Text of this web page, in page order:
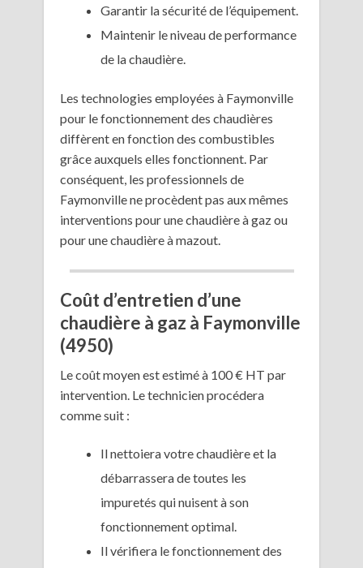
Garantir la sécurité de l’équipement.
Maintenir le niveau de performance
de la chaudière.
Les technologies employées à Faymonville
pour le fonctionnement des chaudières
diffèrent en fonction des combustibles
grâce auxquels elles fonctionnent. Par
conséquent, les professionnels de
Faymonville ne procèdent pas aux mêmes
interventions pour une chaudière à gaz ou
pour une chaudière à mazout.
Coût d’entretien d’une
chaudière à gaz à Faymonville
(4950)
Le coût moyen est estimé à 100 € HT par
intervention. Le technicien procédera
comme suit :
Il nettoiera votre chaudière et la
débarrassera de toutes les
impuretés qui nuisent à son
fonctionnement optimal.
Il vérifiera le fonctionnement des